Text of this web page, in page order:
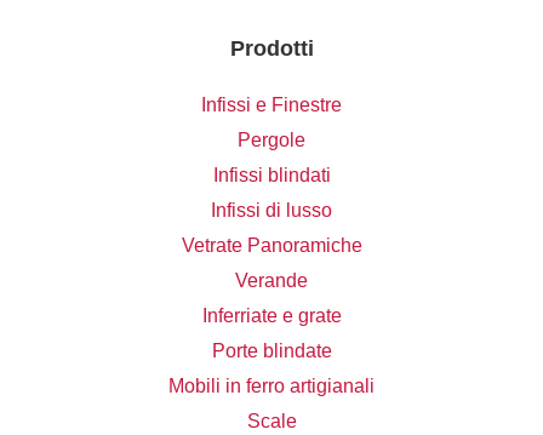
Prodotti
Infissi e Finestre
Pergole
Infissi blindati
Infissi di lusso
Vetrate Panoramiche
Verande
Inferriate e grate
Porte blindate
Mobili in ferro artigianali
Scale